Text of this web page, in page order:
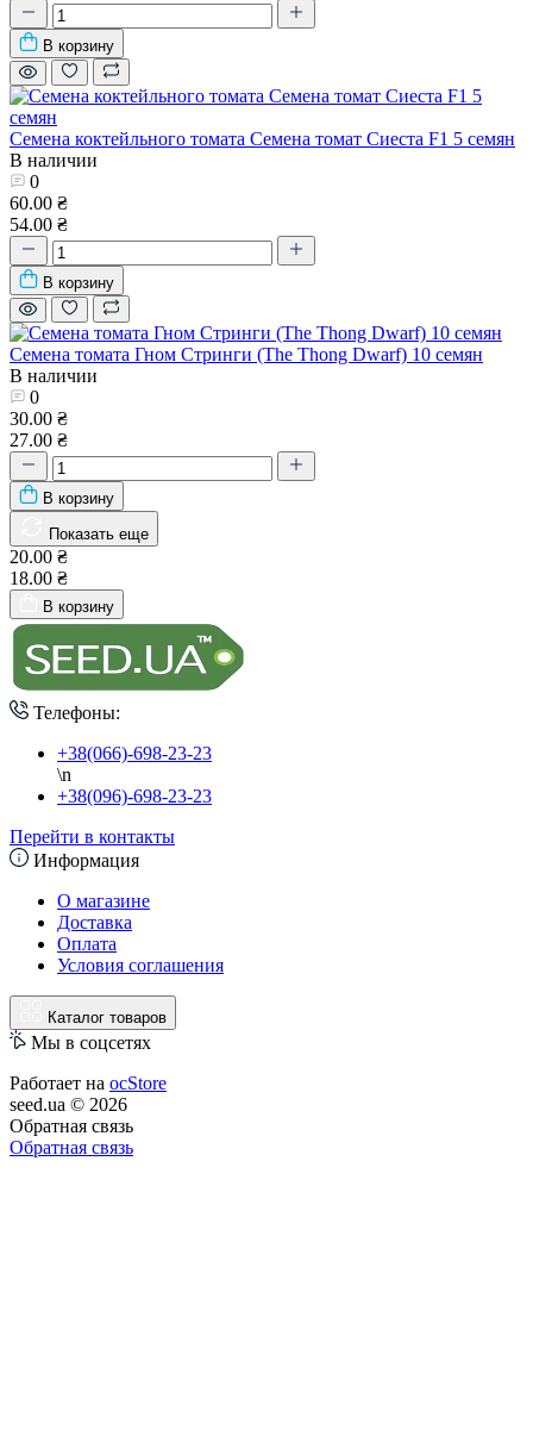
В корзину
Семена коктейльного томата Семена томат Сиеста F1 5 семян
В наличии
0
60.00 ₴
54.00 ₴
В корзину
Семена томата Гном Стринги (The Thong Dwarf) 10 семян
В наличии
0
30.00 ₴
27.00 ₴
В корзину
Показать еще
20.00 ₴
18.00 ₴
В корзину
Телефоны:
+38(066)-698-23-23
\n
+38(096)-698-23-23
Перейти в контакты
Информация
О магазине
Доставка
Оплата
Условия соглашения
Каталог товаров
Мы в соцсетях
Работает на ocStore
seed.ua © 2026
Обратная связь
Обратная связь